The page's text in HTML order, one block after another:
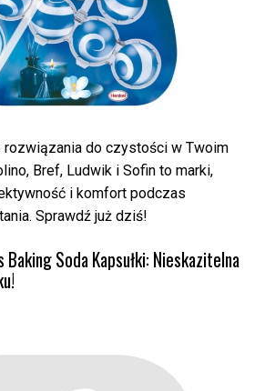
rozwiązania do czystości w Twoim
Bref, Ludwik i Sofin to marki,
i komfort podczas
Sprawdź już dziś!
Soda Kapsułki: Nieskazitelna